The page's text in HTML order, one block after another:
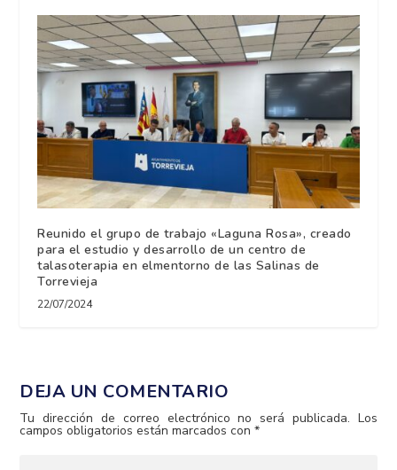
Reunido el grupo de trabajo «Laguna Rosa», creado
para el estudio y desarrollo de un centro de
talasoterapia en elmentorno de las Salinas de
Torrevieja
22/07/2024
DEJA UN COMENTARIO
Tu dirección de correo electrónico no será publicada. Los
campos obligatorios están marcados con*